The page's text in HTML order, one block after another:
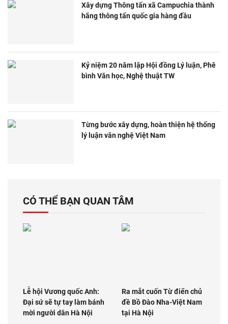
Xây dựng Thông tấn xã Campuchia thành
hãng thông tấn quốc gia hàng đầu
Kỷ niệm 20 năm lập Hội đồng Lý luận, Phê
bình Văn học, Nghệ thuật TW
Từng bước xây dựng, hoàn thiện hệ thống
lý luận văn nghệ Việt Nam
CÓ THỂ BẠN QUAN TÂM
Lễ hội Vương quốc Anh:
Đại sứ sẽ tự tay làm bánh
mời người dân Hà Nội
Ra mắt cuốn Từ điển chủ
đề Bồ Đào Nha-Việt Nam
tại Hà Nội